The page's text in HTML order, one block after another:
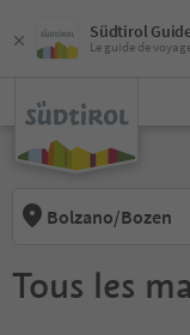
Südtirol
Le guide de
Bolzano/Bozen
Tous les